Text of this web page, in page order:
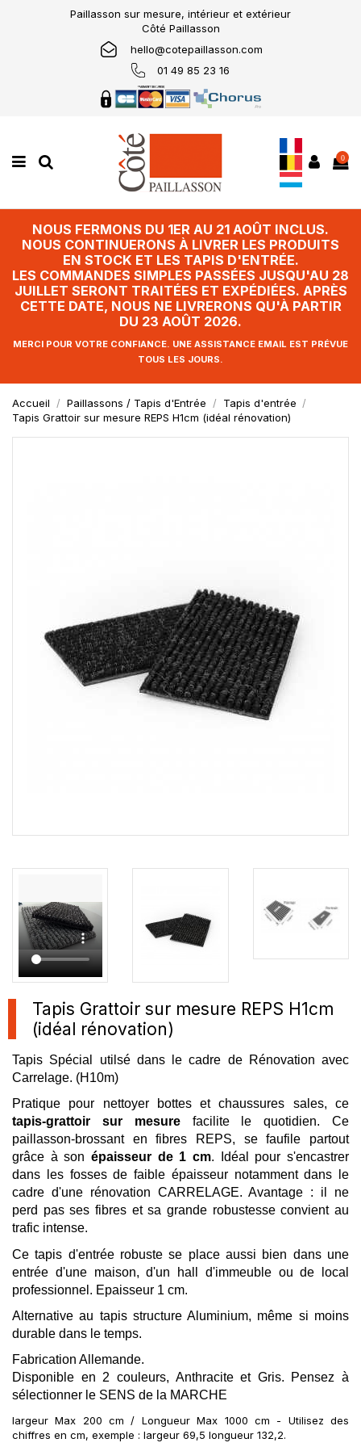
Paillasson sur mesure, intérieur et extérieur
Côté Paillasson
hello@cotepaillasson.com
01 49 85 23 16
0
NOUS FERMONS DU 1ER AU 21 AOÛT INCLUS.
NOUS CONTINUERONS À LIVRER LES PRODUITS
EN STOCK ET LES TAPIS D'ENTRÉE.
LES COMMANDES SIMPLES PASSÉES JUSQU'AU 28
JUILLET SERONT TRAITÉES ET EXPÉDIÉES. APRÈS
CETTE DATE, NOUS NE LIVRERONS QU'À PARTIR
DU 23 AOÛT 2026.
MERCI POUR VOTRE CONFIANCE. UNE ASSISTANCE EMAIL EST PRÉVUE
TOUS LES JOURS.
Accueil Paillassons / Tapis d'Entrée
Tapis d'entrée
Tapis Grattoir sur mesure REPS H1cm (idéal rénovation)
Tapis Grattoir sur mesure REPS H1cm
(idéal rénovation)
Tapis Spécial utilsé dans le cadre de Rénovation avec
Carrelage. (H10m)
Pratique pour nettoyer bottes et chaussures sales, ce
tapis-grattoir sur mesurefacilite le quotidien. Ce
paillasson-brossant en fibres REPS, se faufile partout
grâce à son épaisseur de 1 cm. Idéal pour s'encastrer
dans les fosses de faible épaisseur notamment dans le
cadre d'une rénovation CARRELAGE. Avantage : il ne
perd pas ses fibres et sa grande robustesse convient au
trafic intense.
Ce tapis d'entrée robuste se place aussi bien dans une
entrée d'une maison, d'un hall d'immeuble ou de local
professionnel. Epaisseur 1 cm.
Alternative au tapis structure Aluminium, même si moins
durable dans le temps.
Fabrication Allemande.
Disponible en 2 couleurs, Anthracite et Gris. Pensez à
sélectionner le SENS de la MARCHE
largeur Max 200 cm / Longueur Max 1000 cm - Utilisez des
chiffres en cm, exemple : largeur 69,5 longueur 132,2.